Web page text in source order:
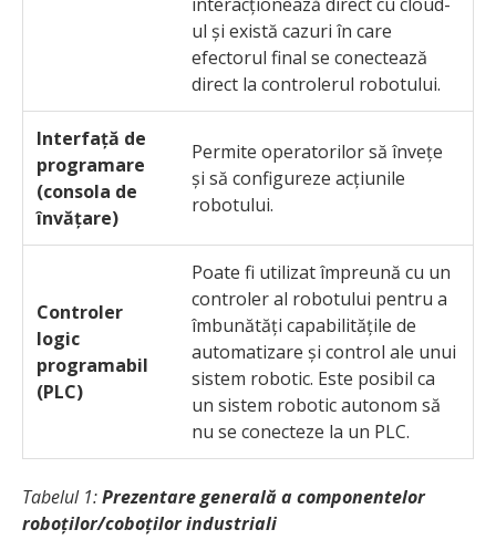
ul și există cazuri în care
efectorul final se conectează
direct la controlerul robotului.
Interfață de
programare
(consola de
învățare)
Permite operatorilor să învețe
și să configureze acțiunile
robotului.
Controler
logic
programabil
(PLC)
Poate fi utilizat împreună cu un
controler al robotului pentru a
îmbunătăți capabilitățile de
automatizare și control ale unui
sistem robotic. Este posibil ca
un sistem robotic autonom să
nu se conecteze la un PLC.
Tabelul 1:Prezentare generală a componentelor
roboților/coboților industriali